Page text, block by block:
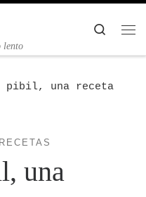
lento
pibil, una receta
RECETAS
una